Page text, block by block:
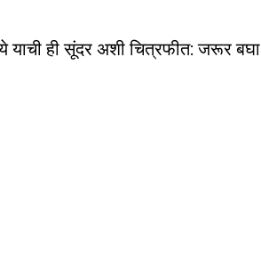
याची ही सूंदर अशी चित्रफीत: जरूर बघा